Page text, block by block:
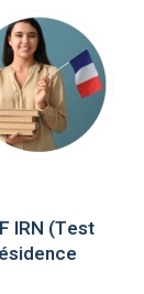
IRN (Test